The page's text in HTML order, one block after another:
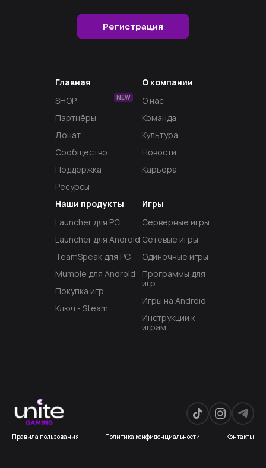
Регистрация
Главная
SHOP
NEW
Партнёры
Донат
Сообщество
Поддержка
Ресурсы
Наши продукты
Launcher для PC
Launcher для Android
TeamSpeak для PC
Mumble для Android
Покупка игр
Ключ - Steam
Игры
Серверные игры
Сетевые игры
Одиночные игры
Программы для
игр
Игры на Android
Инструкции к
играм
О компании
О нас
Команда
Культура
Новости
Карьера
Правила пользования Политика конфиденциальности Контакты